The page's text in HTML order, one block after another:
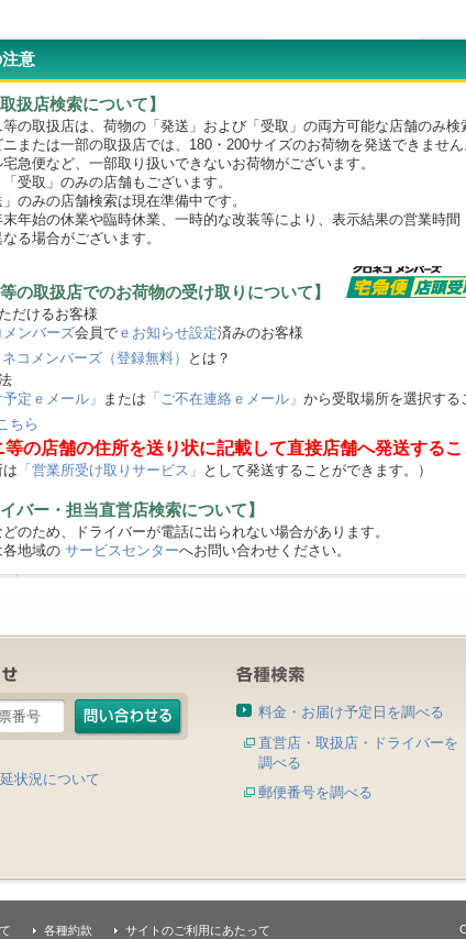
意
扱店検索について】
の取扱店は、荷物の「発送」および「受取」の両方可能な店舗のみ検
たは一部の取扱店では、180・200サイズのお荷物を発送できません
便など、一部取り扱いできないお荷物がございます。
取」のみの店舗もございます。
みの店舗検索は現在準備中です。
年始の休業や臨時休業、一時的な改装等により、表示結果の営業時間
場合がございます。
等の取扱店でのお荷物の受け取りについて】
だけるお客様
メンバーズ会員で ｅお知らせ設定済みのお客様
コメンバーズ（登録無料）
とは？
予定ｅメール」
または 「ご不在連絡ｅメール」 から受取場所を選択する
ちら
の店舗の住所を送り状に記載して直接店舗へ発送するこ
「営業所受け取りサービス」 として発送することができます。）
イバー・担当直営店検索について】
のため、ドライバーが電話に出られない場合があります。
地域の サービスセンターへお問い合わせください。
状況について
料金・お届け予定日を調べる
直営店・取扱店・ドライバーを
調べる
郵便番号を調べる
各種約款 サイトのご利用にあたって